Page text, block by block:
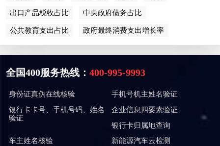
出口产品税收占比 中央政府债务占比
公共教育支出占比 政府最终消费支出增长率
全国400服务热线： 400-995-9993
身份证真伪在线核验
手机号机主姓名验证
银行卡卡号、手机号码、姓名
验证
企业信息四要素验证
银行卡归属地查询
车主姓名核验
新能源汽车云检测